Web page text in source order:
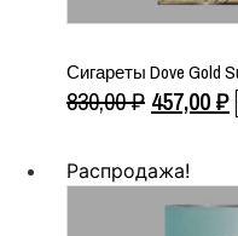
Сигареты Dove Gold
830,00₽
830,00 ₽.
457,00₽
Распродажа!